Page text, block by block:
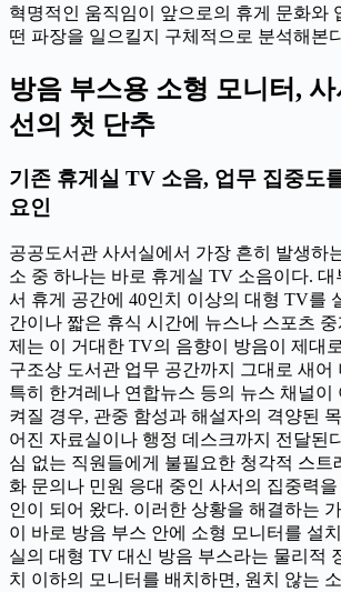
혁명적인 움직임이 앞으로의 휴게 문화와
떤 파장을 일으킬지 구체적으로 분석해본
방음 부스용 소형 모니터, 사
선의 첫 단추
기존 휴게실 TV 소음, 업무 집중도
요인
공공도서관 사서실에서 가장 흔히 발생하
소 중 하나는 바로 휴게실 TV 소음이다.
서 휴게 공간에 40인치 이상의 대형 TV를
간이나 짧은 휴식 시간에 뉴스나 스포츠
제는 이 거대한 TV의 음향이 방음이 제대
구조상 도서관 업무 공간까지 그대로 새어
특히 한겨레나 연합뉴스 등의 뉴스 채널이
켜질 경우, 관중 함성과 해설자의 격양된
어진 자료실이나 행정 데스크까지 전달된
심 없는 직원들에게 불필요한 청각적 스트
화 문의나 민원 응대 중인 사서의 집중력
인이 되어 왔다. 이러한 상황을 해결하는
이 바로 방음 부스 안에 소형 모니터를 설
실의 대형 TV 대신 방음 부스라는 물리적
치 이하의 모니터를 배치하면, 원치 않는